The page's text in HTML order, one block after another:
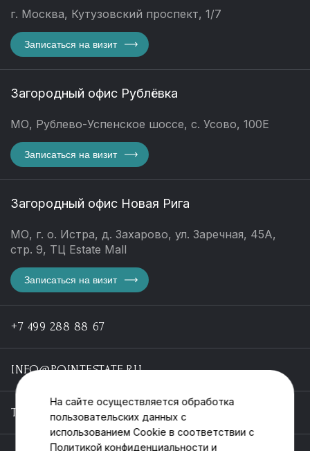
г. Москва, Кутузовский проспект, 1/7
Записаться на визит
Загородный офис Рублёвка
МО, Рублево-Успенское шоссе, с. Усово, 100Е
Записаться на визит
Загородный офис Новая Рига
МО, г. о. Истра, д. Захарово, ул. Заречная, 45А,
стр. 9, ТЦ Estate Mall
Записаться на визит
+7 499 288 88 67
INFO@POINTESTATE.RU
TELEGRAM
На сайте осуществляется обработка
пользовательских данных с
использованием Cookie в соответствии с
Политикой конфиденциальности и